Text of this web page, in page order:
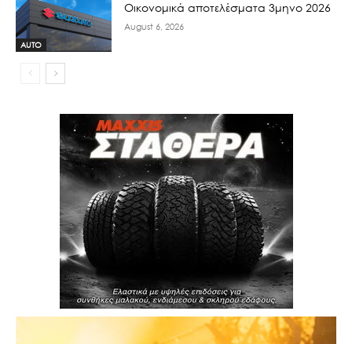
AUTO
Οικονομικά αποτελέσματα 3μηνο 2026
August 6, 2026